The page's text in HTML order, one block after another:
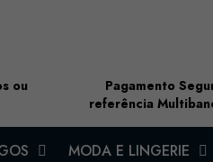
ou
Pagamento
referência
MODA E LINGERIE